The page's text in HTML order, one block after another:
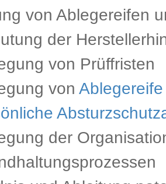
von Ablegereifen
der
von Prüffristen
von Ablegereife
der